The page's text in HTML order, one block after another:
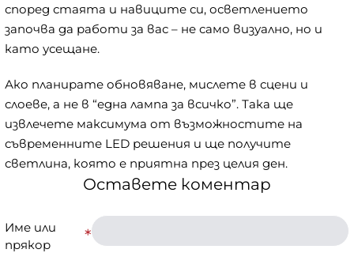
според стаята и навиците си, осветлението
започва да работи за вас – не само визуално, но и
като усещане.
Ако планирате обновяване, мислете в сцени и
слоеве, а не в “една лампа за всичко”. Така ще
извлечете максимума от възможностите на
съвременните LED решения и ще получите
светлина, която е приятна през целия ден.
Оставете коментар
Име или
прякор